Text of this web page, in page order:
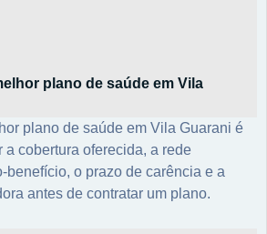
plano de saúde em Vila
plano de saúde em Vila Guarani é
cobertura oferecida, a rede
benefício, o prazo de carência e a
antes de contratar um plano.